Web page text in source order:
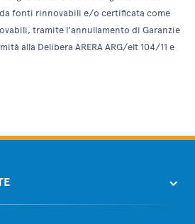
fonti rinnovabili e/o certificata come
tramite l’annullamento di Garanzie
alla Delibera ARERA ARG/elt 104/11 e